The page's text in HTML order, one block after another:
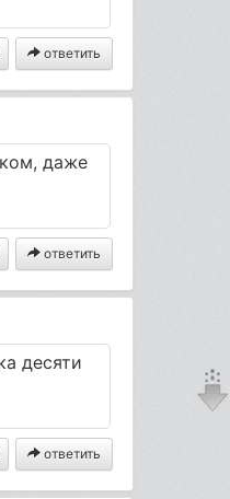
ответить
даже
ответить
десяти
ответить